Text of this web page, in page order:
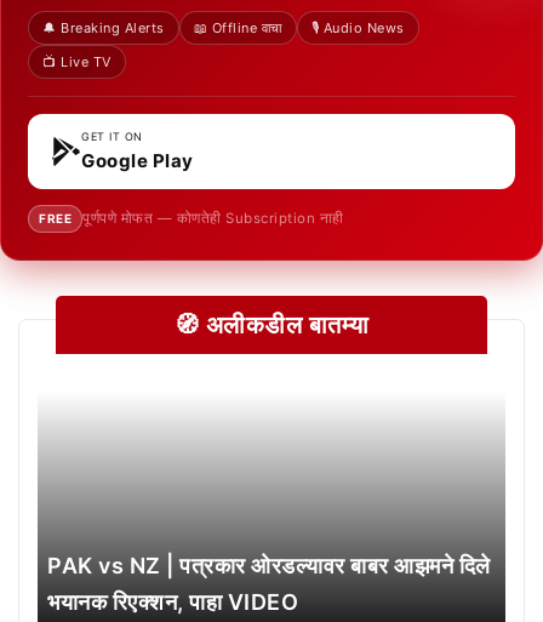
🔔 Breaking Alerts 📖 Offline वाचा
🎙️ Audio News
📺 Live TV
GET IT ON
Google Play
FREE पूर्णपणे मोफत — कोणतेही Subscription नाही
🧭 अलीकडील बातम्या
PAK vs NZ | पत्रकार ओरडल्यावर बाबर आझमने दिले
भयानक रिएक्शन, पाहा VIDEO